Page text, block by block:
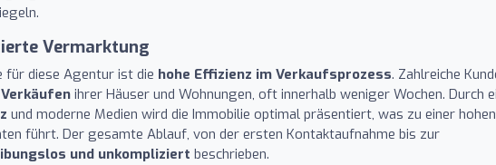
Vermarktung
für diese Agentur ist die hohe Effizienz im Verkaufsprozess. Zahlreiche
ihrer Häuser und Wohnungen, oft innerhalb weniger Wochen. Durch
und moderne Medien wird die Immobilie optimal präsentiert, was zu einer hohen
führt. Der gesamte Ablauf, von der ersten Kontaktaufnahme bis zur
und unkompliziert beschrieben.